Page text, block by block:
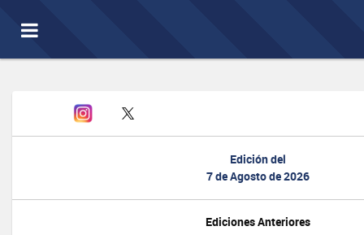
Toggle
navigation
Edición del
7 de Agosto de 2026
Ediciones Anteriores